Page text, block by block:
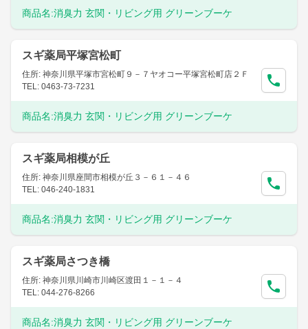
商品名:消臭力 玄関・リビング用 グリーンブーケ
スギ薬局平塚宮松町
住所: 神奈川県平塚市宮松町９－７ヤオコー平塚宮松町店２Ｆ
TEL: 0463-73-7231
商品名:消臭力 玄関・リビング用 グリーンブーケ
スギ薬局相模が丘
住所: 神奈川県座間市相模が丘３－６１－４６
TEL: 046-240-1831
商品名:消臭力 玄関・リビング用 グリーンブーケ
スギ薬局さつき橋
住所: 神奈川県川崎市川崎区渡田１－１－４
TEL: 044-276-8266
商品名:消臭力 玄関・リビング用 グリーンブーケ